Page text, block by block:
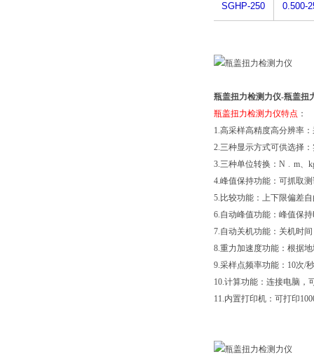
SGHP-250 0.500-
瓶盖扭力检测力仪-瓶盖扭
瓶盖扭力检测力仪特点 ：
1.高采样高精度高分辨率
2.三种显示方式可供选择
3.三种单位转换：N﹒m、
4.峰值保持功能：可抓取
5.比较功能：上下限偏差
6.自动峰值功能：峰值保
7.自动关机功能：关机时
8.重力加速度功能：根据
9.采样点频率功能：10次/
10.计算功能：连接电脑，
11.内置打印机：可打印